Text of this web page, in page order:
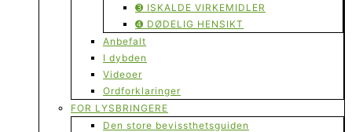
➌ ISKALDE VIRKEMIDLER
➍ DØDELIG HENSIKT
Anbefalt
I dybden
Videoer
Ordforklaringer
FOR LYSBRINGERE
Den store bevissthetsguiden